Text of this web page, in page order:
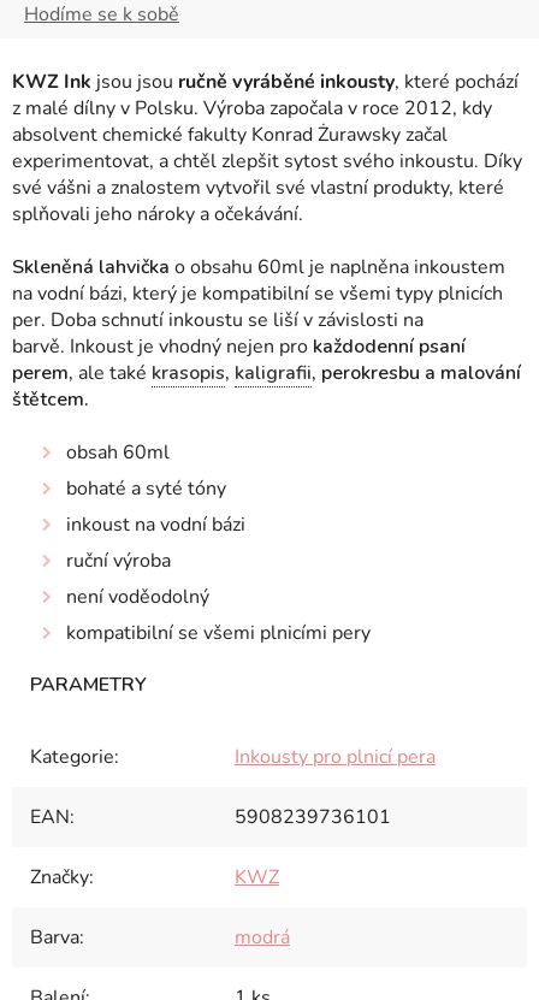
Hodíme se k sobě
KWZ Ink jsou jsou ručně vyráběné inkousty, které pochází
z malé dílny v Polsku. Výroba započala v roce 2012, kdy
absolvent chemické fakulty Konrad Żurawsky začal
experimentovat, a chtěl zlepšit sytost svého inkoustu. Díky
své vášni a znalostem vytvořil své vlastní produkty, které
splňovali jeho nároky a očekávání.
Skleněná lahvička o obsahu 60ml je naplněna inkoustem
na vodní bázi, který je kompatibilní se všemi typy plnicích
per. Doba schnutí inkoustu se liší v závislosti na
barvě. Inkoust je vhodný nejen pro každodenní psaní
perem, ale také krasopis, kaligrafii, perokresbu a malování
štětcem.
obsah 60ml
bohaté a syté tóny
inkoust na vodní bázi
ruční výroba
není voděodolný
kompatibilní se všemi plnicími pery
Kategorie: Inkousty pro plnicí pera
EAN: 5908239736101
Značky: KWZ
Barva: modrá